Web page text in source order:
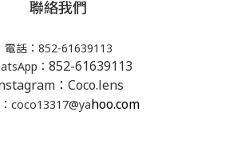
聯絡我們
電話：852-61639113
： 852-61639113
：Coco.lens
coco13317@yahoo.com